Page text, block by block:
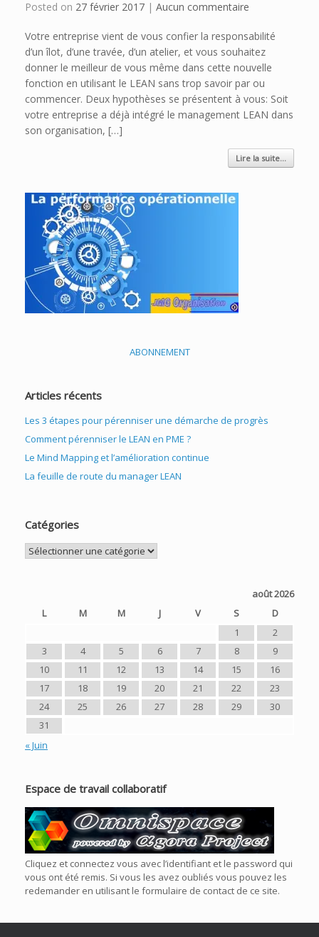
Posted on 27 février 2017 | Aucun commentaire
Votre entreprise vient de vous confier la responsabilité
d’un îlot, d’une travée, d’un atelier, et vous souhaitez
donner le meilleur de vous même dans cette nouvelle
fonction en utilisant le LEAN sans trop savoir par ou
commencer. Deux hypothèses se présentent à vous: Soit
votre entreprise a déjà intégré le management LEAN dans
son organisation, […]
Lire la suite...
ABONNEMENT
Articles récents
Les 3 étapes pour pérenniser une démarche de progrès
Comment pérenniser le LEAN en PME ?
Le Mind Mapping et l’amélioration continue
La feuille de route du manager LEAN
Catégories
Catégories
août 2026
L
M M J V S
D
1
2
3
4 5 6 7 8
9
10
11 12 13 14 15
16
17
18 19 20 21 22
23
24
25 26 27 28 29
30
31
« Juin
Espace de travail collaboratif
Cliquez et connectez vous avec l’identifiant et le password qui
vous ont été remis. Si vous les avez oubliés vous pouvez les
redemander en utilisant le formulaire de contact de ce site.